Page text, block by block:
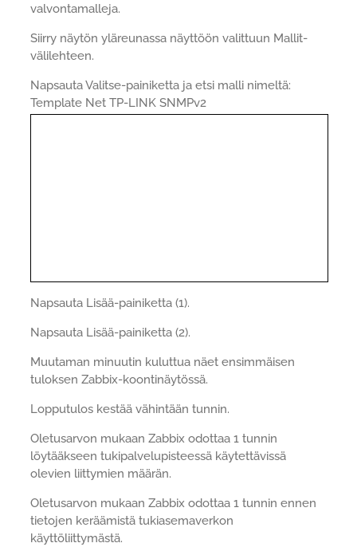
valvontamalleja.
Siirry näytön yläreunassa näyttöön valittuun Mallit-
välilehteen.
Napsauta Valitse-painiketta ja etsi malli nimeltä:
Template Net TP-LINK SNMPv2
Napsauta Lisää-painiketta (1).
Napsauta Lisää-painiketta (2).
Muutaman minuutin kuluttua näet ensimmäisen
tuloksen Zabbix-koontinäytössä.
Lopputulos kestää vähintään tunnin.
Oletusarvon mukaan Zabbix odottaa 1 tunnin
löytääkseen tukipalvelupisteessä käytettävissä
olevien liittymien määrän.
Oletusarvon mukaan Zabbix odottaa 1 tunnin ennen
tietojen keräämistä tukiasemaverkon
käyttöliittymästä.